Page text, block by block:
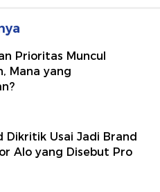
Prioritas Muncul
Mana yang
Dikritik Usai Jadi Brand
Alo yang Disebut Pro